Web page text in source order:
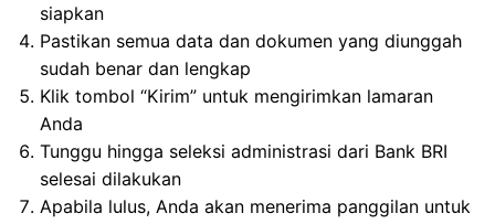
siapkan
Pastikan semua data dan dokumen yang diunggah
sudah benar dan lengkap
Klik tombol “Kirim” untuk mengirimkan lamaran
Anda
Tunggu hingga seleksi administrasi dari Bank BRI
selesai dilakukan
Apabila lulus, Anda akan menerima panggilan untuk